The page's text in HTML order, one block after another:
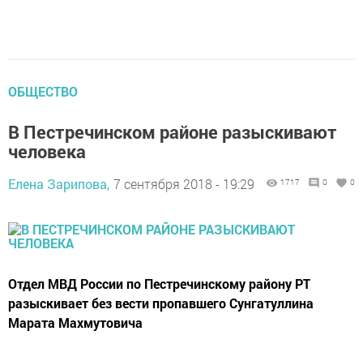
ОБЩЕСТВО
В Пестречинском районе разыскивают
человека
Елена Зарипова, 7 сентября 2018 - 19:29 1717 0 0
Отдел МВД России по Пестречинскому району РТ
разыскивает без вести пропавшего Сунгатуллина
Марата Махмутовича